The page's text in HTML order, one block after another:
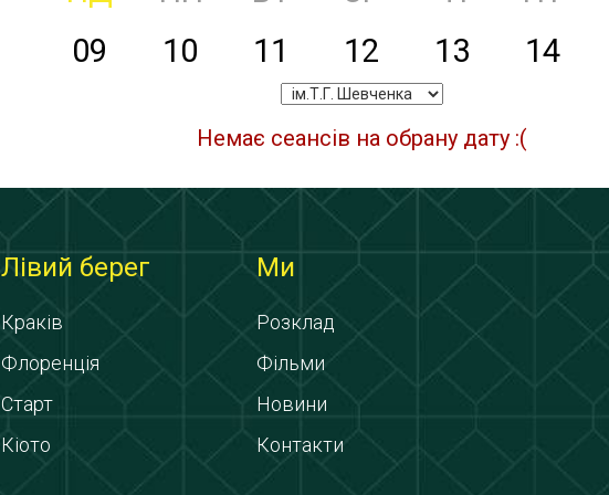
09
10 11 12 13 14
Немає сеансів на обрану дату :(
Лівий берег
Краків
Флоренція
Старт
Кіото
Ми
Розклад
Фільми
Новини
Контакти